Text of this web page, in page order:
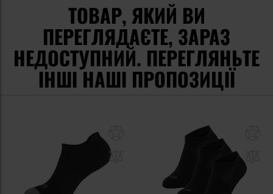
ТОВАР, ЯКИЙ ВИ
ПЕРЕГЛЯДАЄТЕ, ЗАРАЗ
НЕДОСТУПНИЙ. ПЕРЕГЛЯНЬТЕ
ІНШІ НАШІ ПРОПОЗИЦІЇ